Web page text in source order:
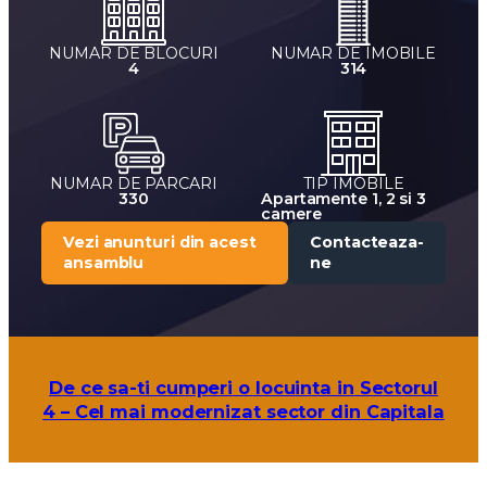
NUMAR DE BLOCURI
4
NUMAR DE IMOBILE
314
NUMAR DE PARCARI
330
TIP IMOBILE
Apartamente 1, 2 si 3
camere
Vezi anunturi din acest
ansamblu
Contacteaza-
ne
De ce sa-ti cumperi o locuinta in Sectorul
4 – Cel mai modernizat sector din Capitala